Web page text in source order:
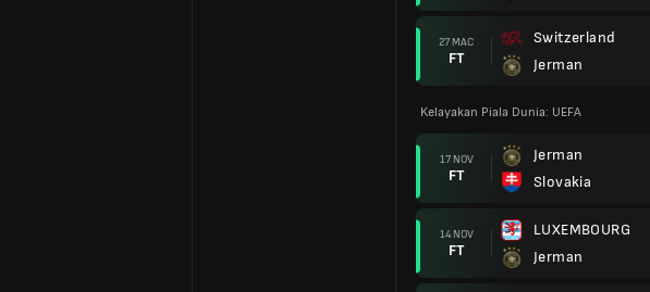
27 MAC
FT
Switzerland
Jerman
Kelayakan Piala Dunia: UEFA
17 NOV
FT
Jerman
Slovakia
14 NOV
FT
LUXEMBOURG
Jerman